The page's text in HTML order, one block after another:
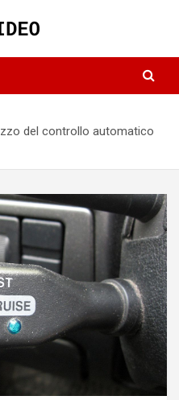
del controllo automatico